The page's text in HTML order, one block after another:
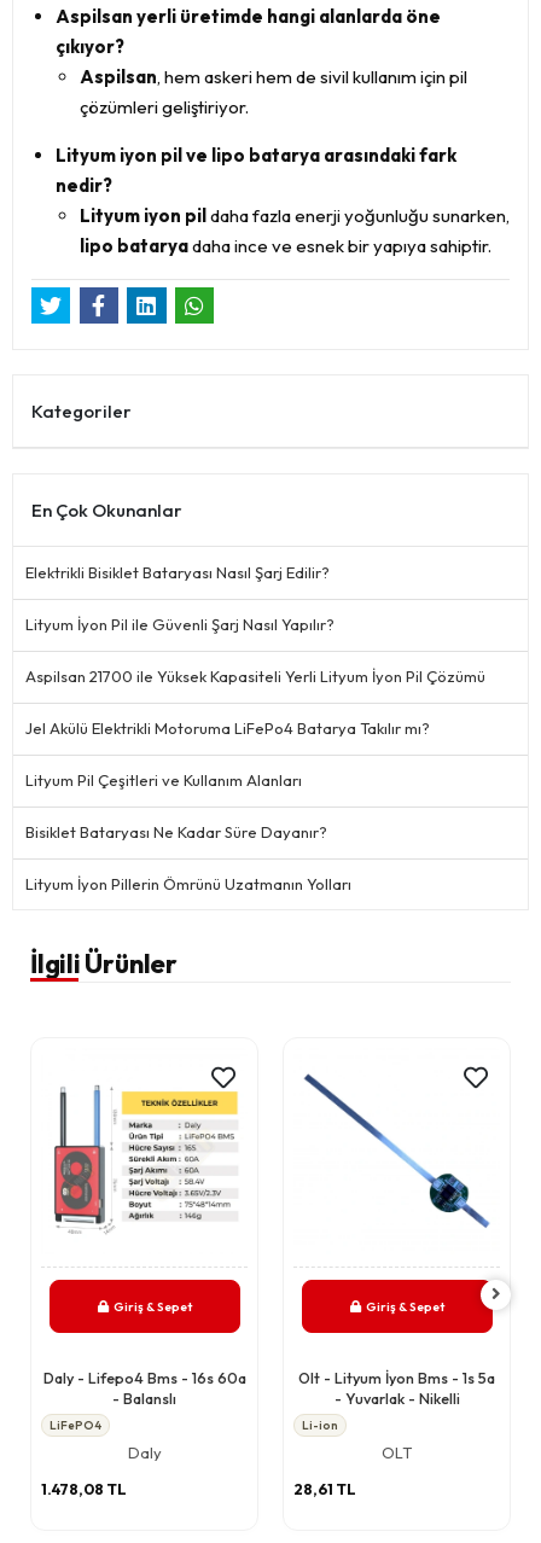
Aspilsan yerli üretimde hangi alanlarda öne
çıkıyor?
Aspilsan, hem askeri hem de sivil kullanım için pil
çözümleri geliştiriyor.
Lityum iyon pil ve lipo batarya arasındaki fark
nedir?
Lityum iyon pildaha fazla enerji yoğunluğu sunarken,
lipo bataryadaha ince ve esnek bir yapıya sahiptir.
Kategoriler
En Çok Okunanlar
Elektrikli Bisiklet Bataryası Nasıl Şarj Edilir?
Lityum İyon Pil ile Güvenli Şarj Nasıl Yapılır?
Aspilsan 21700 ile Yüksek Kapasiteli Yerli Lityum İyon Pil Çözümü
Jel Akülü Elektrikli Motoruma LiFePo4 Batarya Takılır mı?
Lityum Pil Çeşitleri ve Kullanım Alanları
Bisiklet Bataryası Ne Kadar Süre Dayanır?
Lityum İyon Pillerin Ömrünü Uzatmanın Yolları
İlgili Ürünler
Giriş & Sepet
Daly - Lifepo4 Bms - 16s 60a
- Balanslı
LiFePO4
Daly
1.478,08 TL
Giriş & Sepet
Olt - Lityum İyon Bms - 1s 5a
- Yuvarlak - Nikelli
Li-ion
OLT
28,61 TL